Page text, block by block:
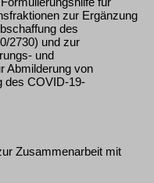
zur Ergänzung
des
2730) und zur
und
Abmilderung von
des COVID-19-
Zusammenarbeit mit